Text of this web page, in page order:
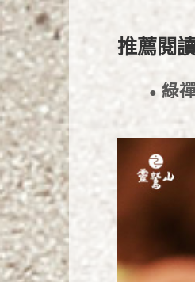
推薦閱
● 綠